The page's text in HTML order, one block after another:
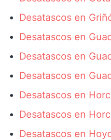
Desatascos en
Desatascos en
Desatascos en
Desatascos en
Desatascos en
Desatascos en
Desatascos en